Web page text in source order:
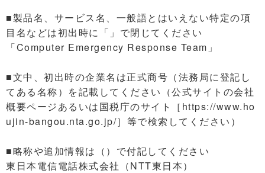
■製品名、サービス名、一般語とはいえない特定の項
目名などは初出時に「」で閉じてください
「Computer Emergency Response Team」
■文中、初出時の企業名は正式商号（法務局に登記し
てある名称）を記載してください（公式サイトの会社
概要ページあるいは国税庁のサイト［https://www.ho
ujin-bangou.nta.go.jp/］等で検索してください）
■略称や追加情報は（）で付記してください
東日本電信電話株式会社（NTT東日本）